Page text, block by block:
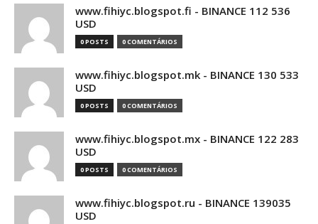
www.fihiyc.blogspot.fi - BINANCE 112 536
USD
0 POSTS 0 COMENTÁRIOS
www.fihiyc.blogspot.mk - BINANCE 130 533
USD
0 POSTS 0 COMENTÁRIOS
www.fihiyc.blogspot.mx - BINANCE 122 283
USD
0 POSTS 0 COMENTÁRIOS
www.fihiyc.blogspot.ru - BINANCE 139035
USD